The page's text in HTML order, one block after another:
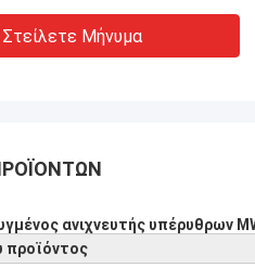
Μήνυμα
ανιχνευτής υπέρυθρων
προϊόντος